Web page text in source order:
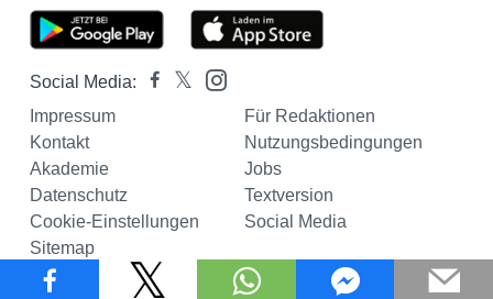
Social Media:
Impressum
Für Redaktionen
Kontakt
Nutzungsbedingungen
Akademie
Jobs
Datenschutz
Textversion
Cookie-Einstellungen
Social Media
Sitemap